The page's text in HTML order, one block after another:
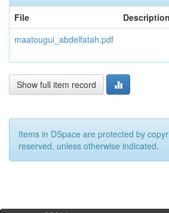
File
Description
maatougui_abdelfatah.pdf
Show full item record
Items in DSpace are protected by
reserved, unless otherwise indicated.